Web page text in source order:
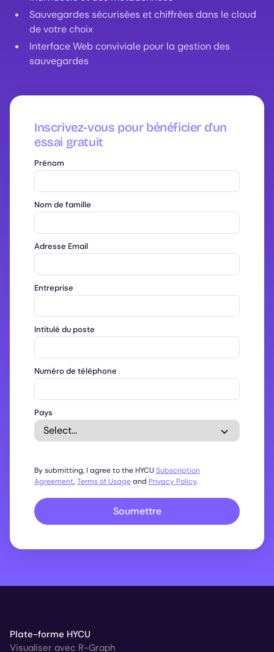
Sauvegardes sécurisées et chiffrées dans le cloud
de votre choix
Interface Web conviviale pour la gestion des
sauvegardes
Inscrivez-vous pour bénéficier d'un
essai gratuit
Prénom
Nom de famille
Adresse Email
Entreprise
Intitulé du poste
Numéro de téléphone
Pays
By submitting, I agree to the HYCU Subscription
Agreement,Terms of Usageand Privacy Policy.
Soumettre
Plate-forme HYCU
Visualiser avec R-Graph